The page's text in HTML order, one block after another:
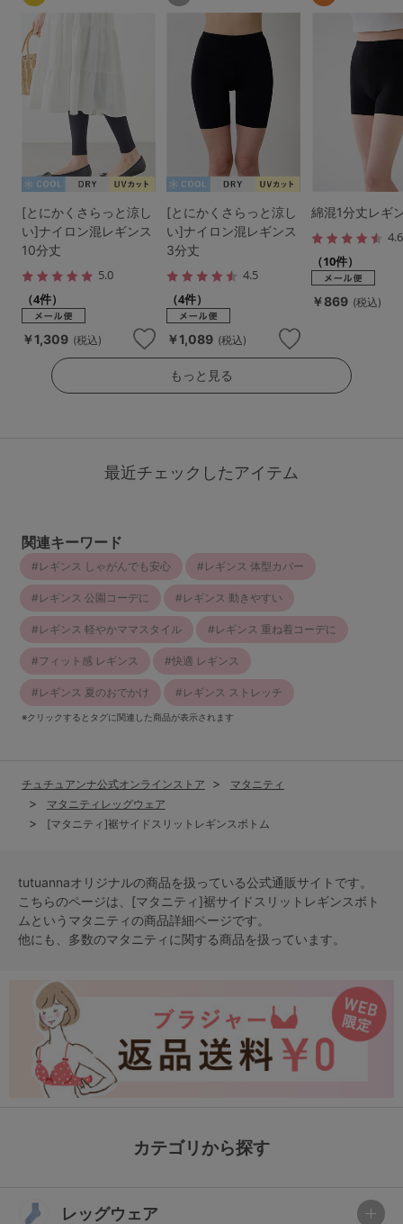
[とにかくさらっと涼し
い]ナイロン混レギンス
10分丈
5.0
（4件）
￥1,309 (税込)
[とにかくさらっと涼し
い]ナイロン混レギンス
3分丈
4.5
（4件）
￥1,089 (税込)
綿混1分丈レギ
4.6
（10件）
￥869 (税込)
もっと見る
最近チェックしたアイテム
関連キーワード
レギンス しゃがんでも安心 レギンス 体型カバー
レギンス 公園コーデに レギンス 動きやすい
レギンス 軽やかママスタイル レギンス 重ね着コーデに
フィット感 レギンス 快適 レギンス
レギンス 夏のおでかけ レギンス ストレッチ
※クリックするとタグに関連した商品が表示されます
チュチュアンナ公式オンラインストア
マタニティ
マタニティレッグウェア
[マタニティ]裾サイドスリットレギンスボトム
tutuannaオリジナルの商品を扱っている公式通販サイトです。
こちらのページは、[マタニティ]裾サイドスリットレギンスボト
ムという マタニティの商品詳細ページです。
他にも、多数のマタニティ に関する商品を扱っています。
カテゴリから探す
レッグウェア